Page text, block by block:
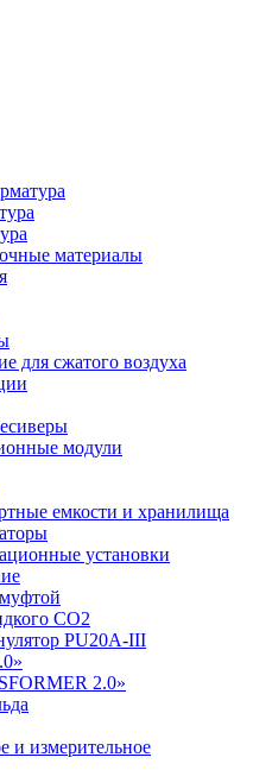
материалы
для сжатого воздуха
модули
емкости и хранилища
установки
CO2
PU20A-III
2.0»
и измерительное